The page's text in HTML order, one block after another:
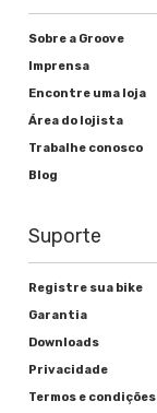
Sobre a Groove
Imprensa
Encontre uma loja
Área do lojista
Trabalhe conosco
Blog
Suporte
Registre sua bike
Garantia
Downloads
Privacidade
Termos e condições